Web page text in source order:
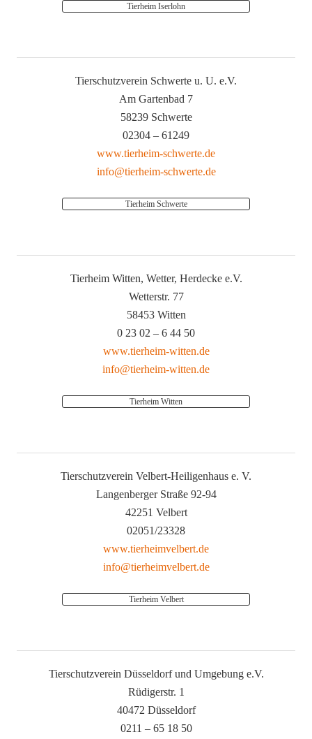
Tierheim Iserlohn
Tierschutzverein Schwerte u. U. e.V.
Am Gartenbad 7
58239 Schwerte
02304 – 61249
www.tierheim-schwerte.de
info@tierheim-schwerte.de
Tierheim Schwerte
Tierheim Witten, Wetter, Herdecke e.V.
Wetterstr. 77
58453 Witten
0 23 02 – 6 44 50
www.tierheim-witten.de
info@tierheim-witten.de
Tierheim Witten
Tierschutzverein Velbert-Heiligenhaus e. V.
Langenberger Straße 92-94
42251 Velbert
02051/23328
www.tierheimvelbert.de
info@tierheimvelbert.de
Tierheim Velbert
Tierschutzverein Düsseldorf und Umgebung e.V.
Rüdigerstr. 1
40472 Düsseldorf
0211 – 65 18 50